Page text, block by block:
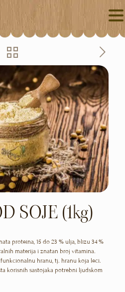
SOJE (1kg)
proteina, 15 do 23 % ulja, blizu 34 %
materija i znatan broj vitamina.
hranu, tj. hranu koja leči.
korisnih sastojaka potrebni ljudskom